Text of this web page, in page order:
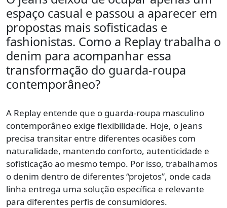
espaço casual e passou a aparecer em
propostas mais sofisticadas e
fashionistas. Como a Replay trabalha o
denim para acompanhar essa
transformação do guarda-roupa
contemporâneo?
A Replay entende que o guarda-roupa masculino
contemporâneo exige flexibilidade. Hoje, o jeans
precisa transitar entre diferentes ocasiões com
naturalidade, mantendo conforto, autenticidade e
sofisticação ao mesmo tempo. Por isso, trabalhamos
o denim dentro de diferentes “projetos”, onde cada
linha entrega uma solução específica e relevante
para diferentes perfis de consumidores.